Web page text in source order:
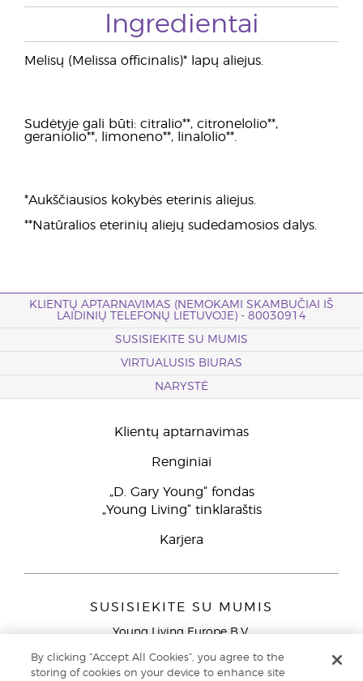
Ingredientai
Melisų (Melissa officinalis)* lapų aliejus.
Sudėtyje gali būti: citralio**, citronelolio**,
geraniolio**, limoneno**, linalolio**.
*Aukščiausios kokybės eterinis aliejus.
**Natūralios eterinių aliejų sudedamosios dalys.
KLIENTŲ APTARNAVIMAS (NEMOKAMI SKAMBUČIAI IŠ
LAIDINIŲ TELEFONŲ LIETUVOJE) - 80030914
SUSISIEKITE SU MUMIS
VIRTUALUSIS BIURAS
NARYSTĖ
Klientų aptarnavimas
Renginiai
„D. Gary Young“ fondas
„Young Living“ tinklaraštis
Karjera
SUSISIEKITE SU MUMIS
Young Living Europe B.V.
9727 AJ Groningen
By clicking “Accept All Cookies”, you agree to the
storing of cookies on your device to enhance site